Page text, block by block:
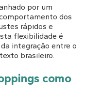
por um
dos
rápidos e
flexibilidade é
integração entre o
brasileiro.
como